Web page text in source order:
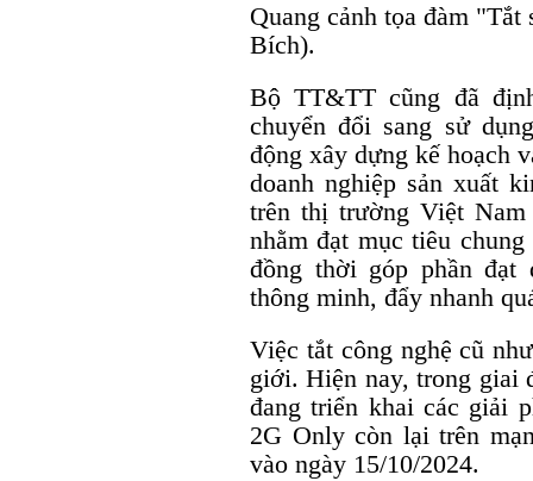
Quang cảnh tọa đàm
Bích).
Bộ TT&TT cũng đã
chuyển đổi sang sử
động xây dựng kế hoạch
doanh nghiệp sản xuất
trên thị trường Việt
nhằm đạt mục tiêu
đồng thời góp phần đạt
thông minh, đẩy nhanh
Việc tắt công nghệ cũ
giới. Hiện nay, trong giai
đang triển khai các giải
2G Only còn lại trên
vào ngày 15/10/2024.